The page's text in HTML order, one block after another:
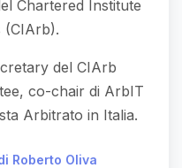
Chartered Institute
del CIArb
co-chair di ArbIT
Arbitrato in Italia.
Roberto Oliva